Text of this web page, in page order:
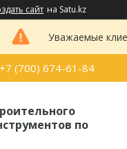
сайт на Satu.kz
Уважаемые
+7 (700) 674-61-84
по